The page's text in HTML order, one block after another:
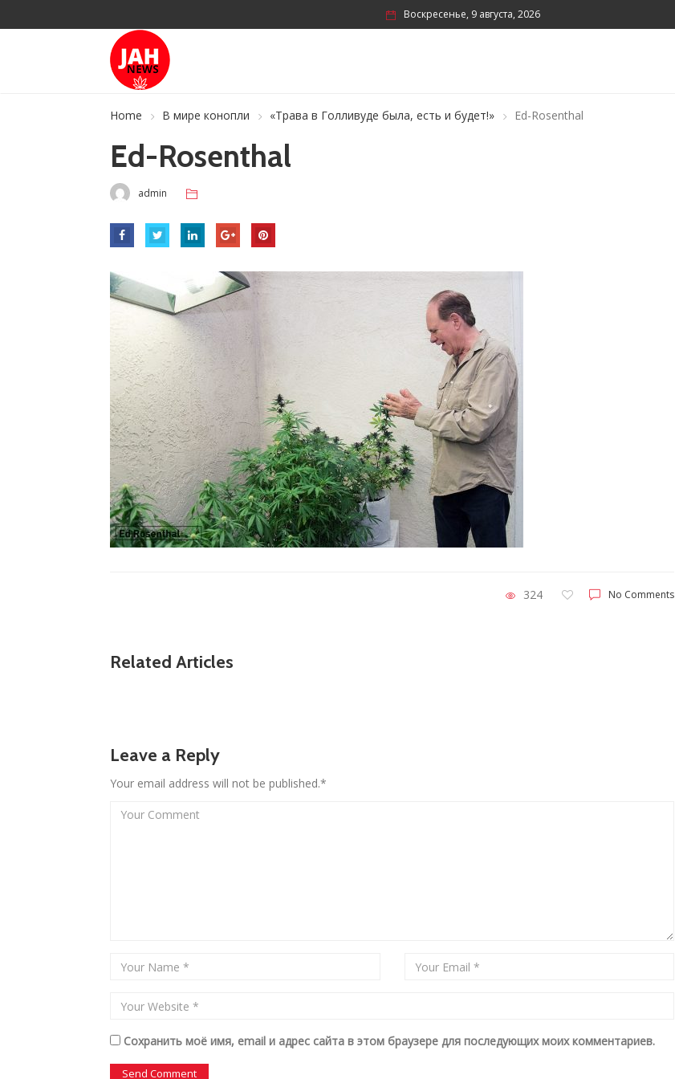
Воскресенье, 9 августа, 2026
Home В мире конопли «Трава в Голливуде была, есть и будет!» Ed-Rosenthal
Ed-Rosenthal
admin
324 No Comments
Related Articles
Leave a Reply
Your email address will not be published.*
Сохранить моё имя, email и адрес сайта в этом браузере для последующих моих комментариев.